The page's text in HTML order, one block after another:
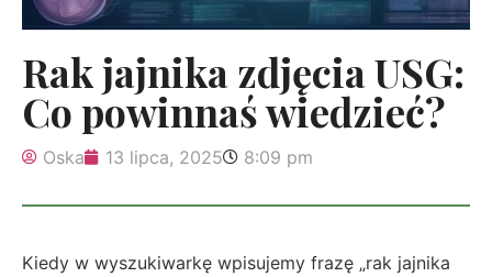
Rak jajnika zdjęcia USG:
Co powinnaś wiedzieć?
Oska 13 lipca, 2025 8:09 pm
Kiedy w wyszukiwarkę wpisujemy frazę „rak jajnika